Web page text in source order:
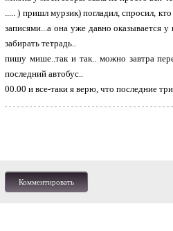
..... ) пришл мурзик) погладил, спросил,
записями...а она уже давно оказывается
забирать тетрадь..
пишу мише..так и так.. можно завтра
последний автобус..
00.00 и все-таки я верю, что последние
Комментировать